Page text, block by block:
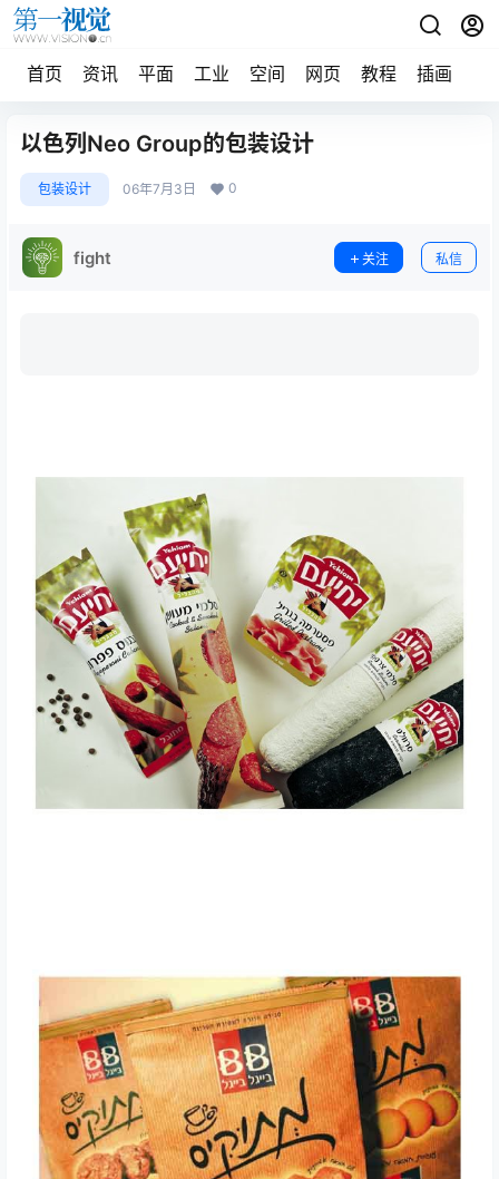
首页 资讯 平面 工业 空间 网页 教程 插画
以色列Neo Group的包装设计
包装设计 06年7月3日 0
fight 关注 私信